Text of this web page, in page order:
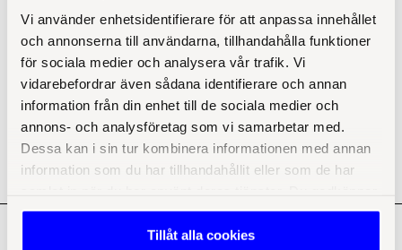
Vi använder enhetsidentifierare för att anpassa innehållet
och annonserna till användarna, tillhandahålla funktioner
för sociala medier och analysera vår trafik. Vi
vidarebefordrar även sådana identifierare och annan
information från din enhet till de sociala medier och
annons- och analysföretag som vi samarbetar med.
Dessa kan i sin tur kombinera informationen med annan
information som du har tillhandahållit eller som de har
våra cookies vid inlämnande av samtycke till
behandlingen. Du kan när som helst ta tillbaka eller ändra
Tillåt alla cookies
Nätverksledare?
Daniel GlaadochErik Österberg
Plats?
Insatt Jönköping, Parkgatan 6
Mejlaevent@insatt.com
Bolagsjurist